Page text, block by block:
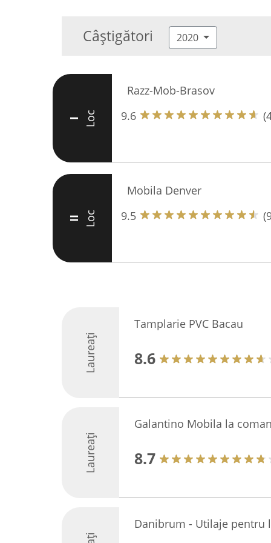
Câștigători 2020
I Loc
Razz-Mob-Brasov
9.6
II Loc
Mobila Denver
9.5
Laureați
Tamplarie PVC Bacau
8.6
Laureați
Galantino Mobila la
8.7
Danibrum - Utilaje pentru